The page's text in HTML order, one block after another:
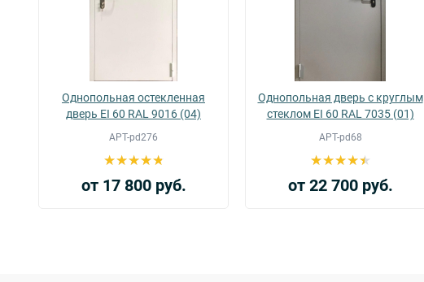
Однопольная остекленная
дверь EI 60 RAL 9016 (04)
АРТ-pd276
от 17 800 руб.
Однопольная дверь с круглым
стеклом EI 60 RAL 7035 (01)
АРТ-pd68
от 22 700 руб.